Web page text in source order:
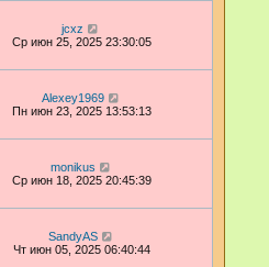
jcxz
Ср июн 25, 2025 23:30:05
Alexey1969
Пн июн 23, 2025 13:53:13
monikus
Ср июн 18, 2025 20:45:39
SandyAS
Чт июн 05, 2025 06:40:44